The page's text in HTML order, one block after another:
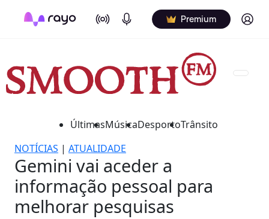
On Air Podcasts Premium Log in
ÚltimasMúsicaDesportoTrânsito
NOTÍCIAS | ATUALIDADE
Gemini vai aceder a
informação pessoal para
melhorar pesquisas